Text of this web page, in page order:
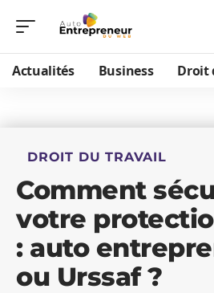
Actualités Business Droit
DROIT DU TRAVAIL
Comment
votre
: auto
ou Urssaf ?